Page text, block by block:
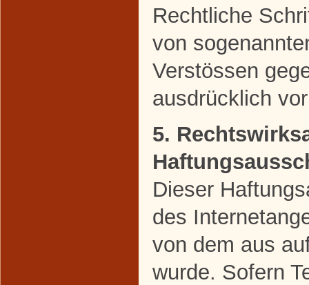
Rechtliche
von
Verstössen
ausdrücklich
5.
Dieser
des
von dem aus
wurde. Sofern